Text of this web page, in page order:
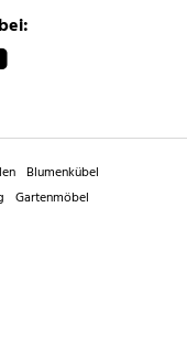
Blumenkübel
Gartenmöbel